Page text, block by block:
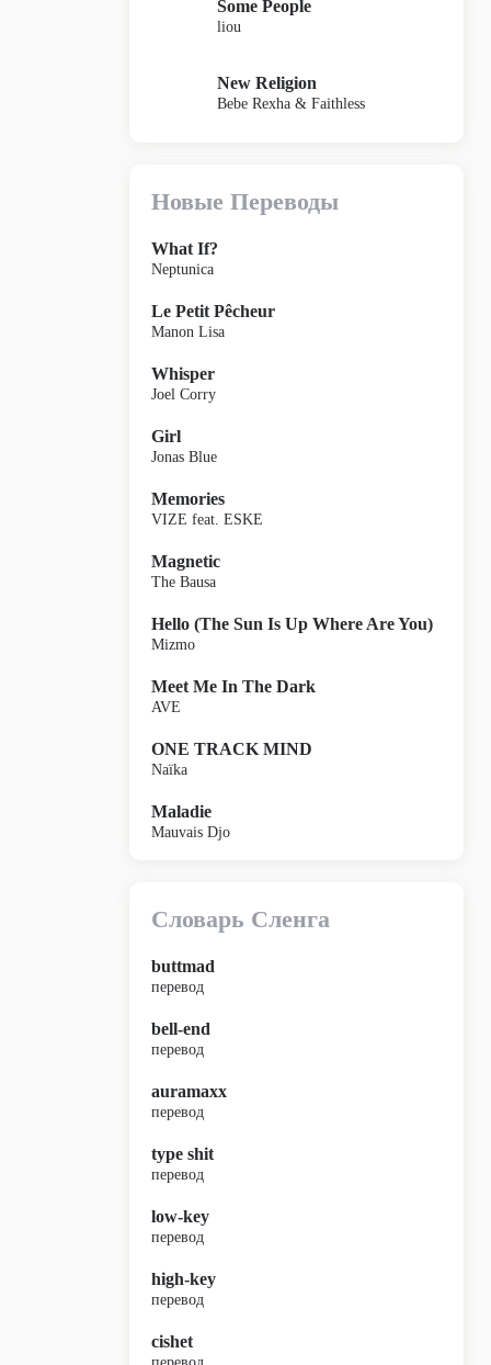
Some People
liou
New Religion
Bebe Rexha & Faithless
Новые Переводы
What If?
Neptunica
Le Petit Pêcheur
Manon Lisa
Whisper
Joel Corry
Girl
Jonas Blue
Memories
VIZE feat. ESKE
Magnetic
The Bausa
Hello (The Sun Is Up Where Are You)
Mizmo
Meet Me In The Dark
AVE
ONE TRACK MIND
Naïka
Maladie
Mauvais Djo
Словарь Сленга
buttmad
перевод
bell-end
перевод
auramaxx
перевод
type shit
перевод
low-key
перевод
high-key
перевод
cishet